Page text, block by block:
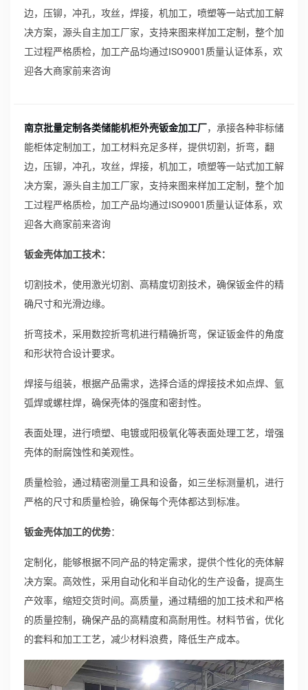
边，压铆，冲孔，攻丝，焊接，机加工，喷塑等一站式加工解
决方案，源头自主加工厂家，支持来图来样加工定制，整个加
工过程严格质检，加工产品均通过ISO9001质量认证体系，欢
迎各大商家前来咨询
南京批量定制各类储能机柜外壳钣金加工厂，承接各种非标储
能柜体定制加工，加工材料充足多样，提供切割，折弯，翻
边，压铆，冲孔，攻丝，焊接，机加工，喷塑等一站式加工解
决方案，源头自主加工厂家，支持来图来样加工定制，整个加
工过程严格质检，加工产品均通过ISO9001质量认证体系，欢
迎各大商家前来咨询
钣金壳体加工技术：
切割技术，使用激光切割、高精度切割技术，确保钣金件的精
确尺寸和光滑边缘。
折弯技术，采用数控折弯机进行精确折弯，保证钣金件的角度
和形状符合设计要求。
焊接与组装，根据产品需求，选择合适的焊接技术如点焊、氩
弧焊或螺柱焊，确保壳体的强度和密封性。
表面处理，进行喷塑、电镀或阳极氧化等表面处理工艺，增强
壳体的耐腐蚀性和美观性。
质量检验，通过精密测量工具和设备，如三坐标测量机，进行
严格的尺寸和质量检验，确保每个壳体都达到标准。
钣金壳体加工的优势：
定制化，能够根据不同产品的特定需求，提供个性化的壳体解
决方案。高效性，采用自动化和半自动化的生产设备，提高生
产效率，缩短交货时间。高质量，通过精细的加工技术和严格
的质量控制，确保产品的高精度和高耐用性。材料节省，优化
的套料和加工工艺，减少材料浪费，降低生产成本。